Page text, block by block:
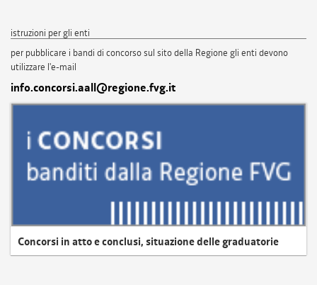
istruzioni per gli enti
per pubblicare i bandi di concorso sul sito della Regione gli enti devono
utilizzare l'e-mail
info.concorsi.aall@regione.fvg.it
Concorsi in atto e conclusi, situazione delle graduatorie